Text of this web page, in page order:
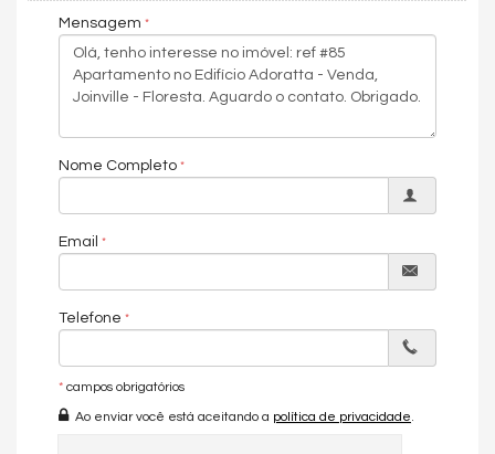
Piso Cerâmico
Piso Laminado
Infra para Ar Split
Móveis Planejados
Aceita Pet
Copa/Cozinha
Sacada com Churrasqueira
Sala para 2 Ambientes
Portão Eletrônico
Gás Central
Mensagem
Nome Completo
Email
Telefone
* campos obrigatórios
Ao enviar você está aceitando a política de privacidade